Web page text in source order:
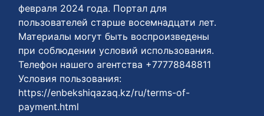
февраля 2024 года. Портал для
пользователей старше восемнадцати лет.
Материалы могут быть воспроизведены
при соблюдении условий использования.
Телефон нашего агентства +77778848811
Условия пользования:
https://enbekshiqazaq.kz/ru/terms-of-
payment.html